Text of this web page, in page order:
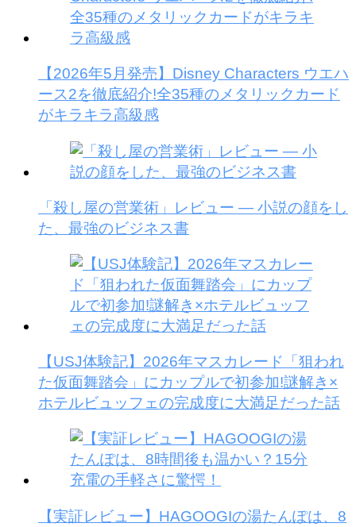
【2026年5月発売】Disney Characters ウエハ
ース2を徹底紹介!全35種のメタリックカード
がキラキラ高級感
「殺し屋の営業術」レビュー — 小説の顔をし
た、最強のビジネス書
【USJ体験記】2026年マスカレード「狙われ
た仮面舞踏会」にカップルで初参加!謎解き×
ホテルビュッフェの完成度に大満足だった話
【実証レビュー】HAGOOGIの湯たんぽは、8